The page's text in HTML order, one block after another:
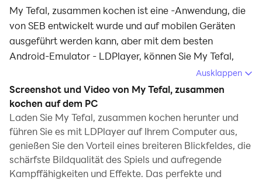
My Tefal, zusammen kochen ist eine -Anwendung, die
von SEB entwickelt wurde und auf mobilen Geräten
ausgeführt werden kann, aber mit dem besten
Android-Emulator - LDPlayer, können Sie My Tefal,
zusammen kochen herunterladen und auf Ihrem
Computer ausführen.
Beim Ausführen von My Tefal, zusammen kochen auf
Ihrem Computer können Sie auf einem großen
Bildschirm klar navigieren, und das Steuern von
Anwendungen mit Maus und Tastatur ist viel schneller
als das Berühren des Bildschirms, und Sie müssen sich
Ausklappen
Screenshot und Video von My Tefal, zusammen
kochen auf dem PC
Laden Sie My Tefal, zusammen kochen herunter und
führen Sie es mit LDPlayer auf Ihrem Computer aus,
genießen Sie den Vorteil eines breiteren Blickfeldes, die
schärfste Bildqualität des Spiels und aufregende
Kampffähigkeiten und Effekte. Das perfekte und